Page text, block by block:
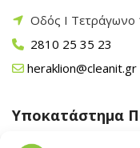
Οδός Ι Τετράγωνο
2810 25 35 23
heraklion@cleanit.gr
Υποκατάστημα